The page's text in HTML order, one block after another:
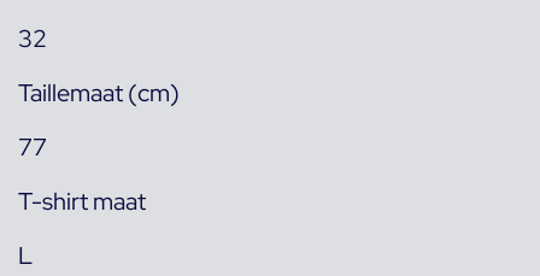
32
Taillemaat (cm)
77
T-shirt maat
L